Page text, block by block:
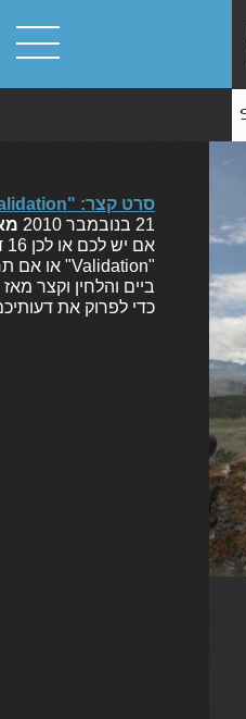
סרט קצר: "Validation"
21 בנובמבר 2010
ביים והלחין וקצר
כדי לפרוק את